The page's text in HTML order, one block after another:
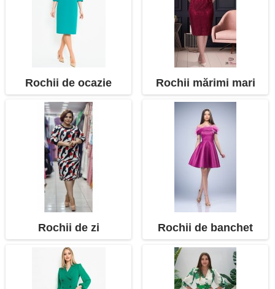
Rochii de ocazie Rochii mărimi mari
Rochii de zi Rochii de banchet